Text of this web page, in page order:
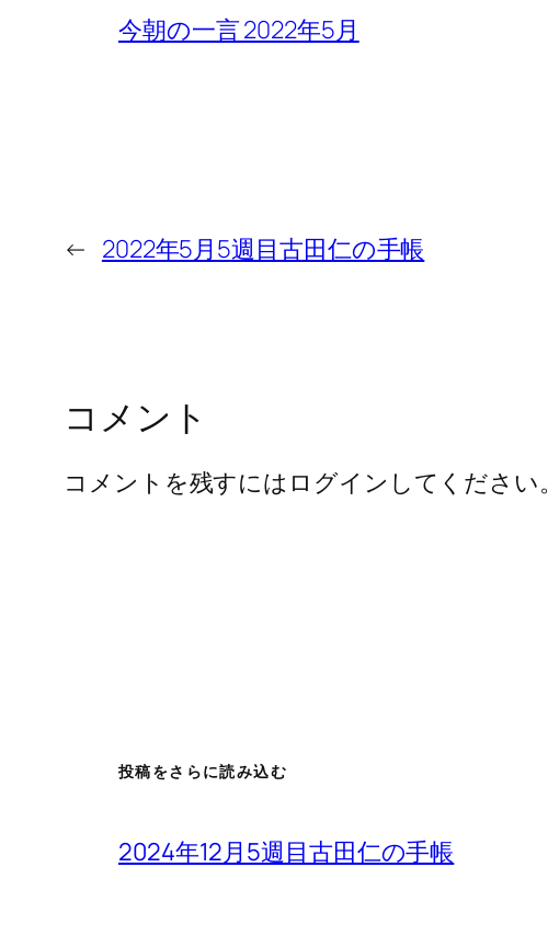
今朝の一言 2022年5月
← 2022年5月5週目古田仁の手帳
コメント
コメントを残すにはログインしてください。
投稿をさらに読み込む
2024年12月5週目古田仁の手帳